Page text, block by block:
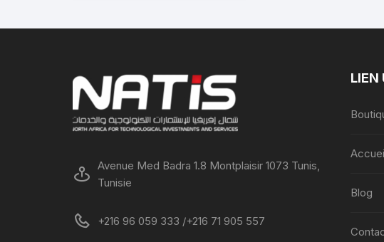
Avenue Med Badra 1.8 Montplaisir 1073 Tunis,
Tunisie
+216 96 059 333 /+216 71 905 557
LIEN
Blog